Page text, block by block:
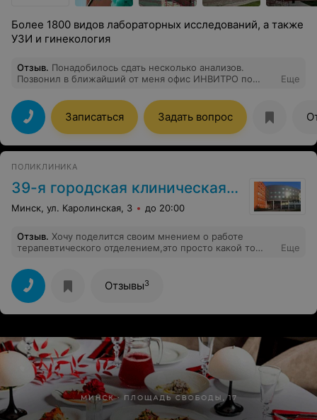
Более 1800 видов лабораторных исследований, а также
УЗИ и гинекология
Отзыв. Понадобилось сдать несколько анализов.
Позвонил в ближайший от меня офис ИНВИТРО по
к процедуре забора крови. Пришлось только однажды
приехать в лабораторию, чтобы сдать анализ.
Результаты получил по электронной почте. Заранее на
телефон пришло сообщение о готовности ответа.
Спасибо за оперативную работу, качественный сервис.
Еще
Записаться Задать вопрос
ПОЛИКЛИНИКА
39-я городская клиническая поликлиника
Минск, ул. Каролинская, 3 до 20:00
Отзыв. Хочу поделится своим мнением о работе
терапевтического отделением,это просто какой то
талонам и без талонов прием 5 больных идёт 2 часа
20 минут .это ужас.когда же наконец то медицина
начнет работать нормально . Медлительные врачи ,Каб
346,348
Еще
Отзывы3